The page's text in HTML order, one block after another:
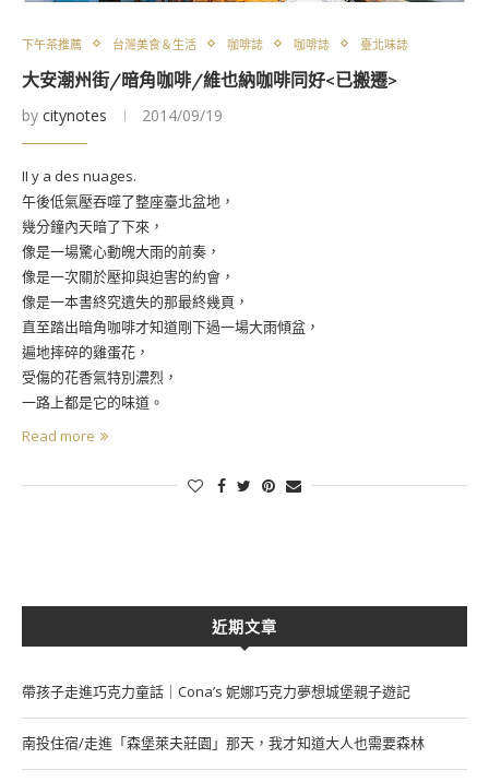
下午茶推薦 台灣美食＆生活 咖啡誌 咖啡誌 臺北味誌
大安潮州街/暗角咖啡/維也納咖啡同好<已搬遷>
by citynotes 2014/09/19
II y a des nuages.
午後低氣壓吞噬了整座臺北盆地，
幾分鐘內天暗了下來，
像是一場驚心動魄大雨的前奏，
像是一次關於壓抑與迫害的約會，
像是一本書終究遺失的那最終幾頁，
直至踏出暗角咖啡才知道剛下過一場大雨傾盆，
遍地摔碎的雞蛋花，
受傷的花香氣特別濃烈，
一路上都是它的味道。
Read more
近期文章
帶孩子走進巧克力童話｜Cona’s 妮娜巧克力夢想城堡親子遊記
南投住宿/走進「森堡萊夫莊園」那天，我才知道大人也需要森林